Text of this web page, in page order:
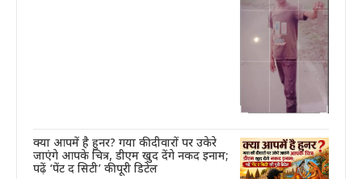
क्या आपमें है हुनर? गया की दीवारों पर उकेरे
जाएंगे आपके चित्र, डीएम खुद देंगे नकद इनाम;
पढ़ें ‘पेंट द सिटी’ की पूरी डिटेल